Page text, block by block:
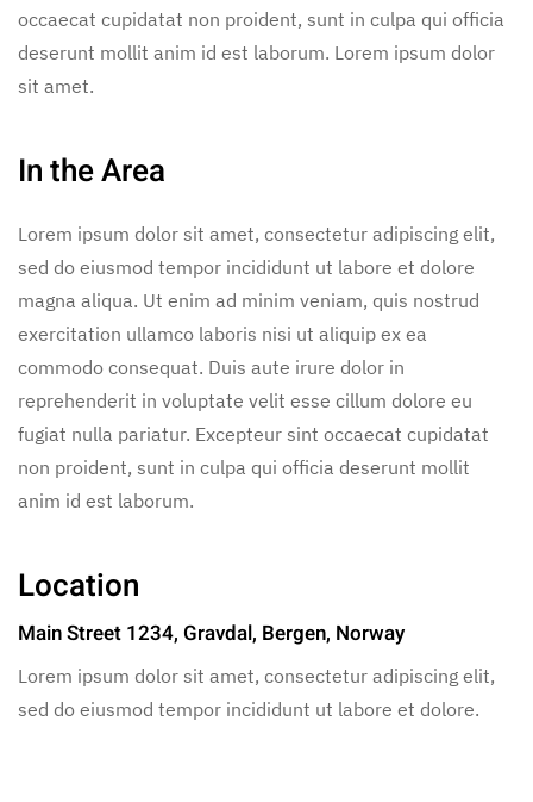
occaecat cupidatat non proident, sunt in culpa qui officia
deserunt mollit anim id est laborum. Lorem ipsum dolor
sit amet.
In the Area
Lorem ipsum dolor sit amet, consectetur adipiscing elit,
sed do eiusmod tempor incididunt ut labore et dolore
magna aliqua. Ut enim ad minim veniam, quis nostrud
exercitation ullamco laboris nisi ut aliquip ex ea
commodo consequat. Duis aute irure dolor in
reprehenderit in voluptate velit esse cillum dolore eu
fugiat nulla pariatur. Excepteur sint occaecat cupidatat
non proident, sunt in culpa qui officia deserunt mollit
anim id est laborum.
Location
Main Street 1234, Gravdal, Bergen, Norway
Lorem ipsum dolor sit amet, consectetur adipiscing elit,
sed do eiusmod tempor incididunt ut labore et dolore.